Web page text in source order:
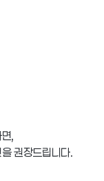
,
권장드립니다.